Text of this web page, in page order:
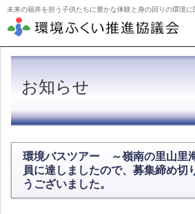
お知らせ
環境バスツアー ～嶺南の里山里
員に達しましたので、募集締め切
うございました。